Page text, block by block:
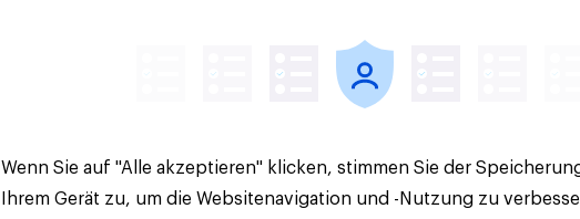
Wenn Sie auf "Alle akzeptieren" klicken, stimmen Sie der
Ihrem Gerät zu, um die Websitenavigation und -Nutzung zu